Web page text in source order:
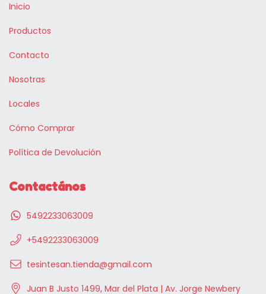
Inicio
Productos
Contacto
Nosotras
Locales
Cómo Comprar
Política de Devolución
Contactános
5492233063009
+5492233063009
tesintesan.tienda@gmail.com
Juan B Justo 1499, Mar del Plata | Av. Jorge Newbery